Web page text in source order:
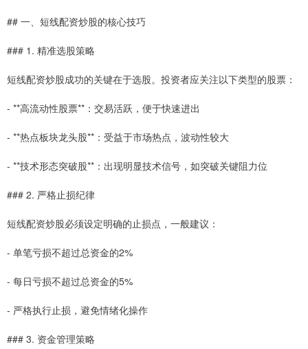
## 一、短线配资炒股的核心技巧
### 1. 精准选股策略
短线配资炒股成功的关键在于选股。投资者应关注以下类型的股票：
- **高流动性股票**：交易活跃，便于快速进出
- **热点板块龙头股**：受益于市场热点，波动性较大
- **技术形态突破股**：出现明显技术信号，如突破关键阻力位
### 2. 严格止损纪律
短线配资炒股必须设定明确的止损点，一般建议：
- 单笔亏损不超过总资金的2%
- 每日亏损不超过总资金的5%
- 严格执行止损，避免情绪化操作
### 3. 资金管理策略